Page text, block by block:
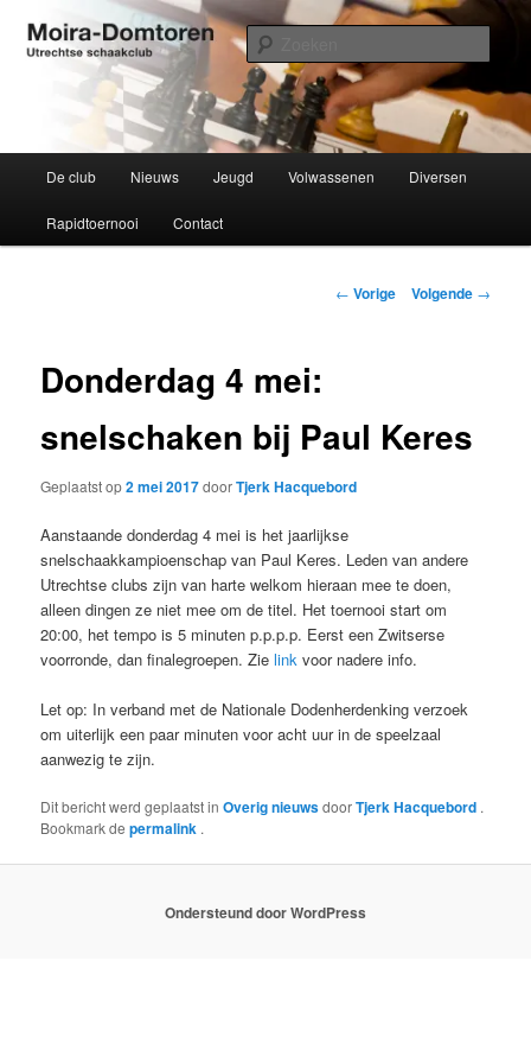
naar
Moira-Domtoren
Utrechtse schaakclub opgericht 1934
De club Nieuws Jeugd Volwassenen Diversen
Rapidtoernooi Contact
Bericht
← Vorige Volgende →
Donderdag 4 mei:
snelschaken bij Paul Keres
Geplaatst op2 mei 2017doorTjerk Hacquebord
Aanstaande donderdag 4 mei is het jaarlijkse
snelschaakkampioenschap van Paul Keres. Leden van andere
Utrechtse clubs zijn van harte welkom hieraan mee te doen,
alleen dingen ze niet mee om de titel. Het toernooi start om
20:00, het tempo is 5 minuten p.p.p.p. Eerst een Zwitserse
voorronde, dan finalegroepen. Zielink voor nadere info.
Let op: In verband met de Nationale Dodenherdenking verzoek
om uiterlijk een paar minuten voor acht uur in de speelzaal
aanwezig te zijn.
Dit bericht werd geplaatst inOverig nieuwsdoorTjerk Hacquebord .
Bookmark depermalink .
Ondersteund door WordPress